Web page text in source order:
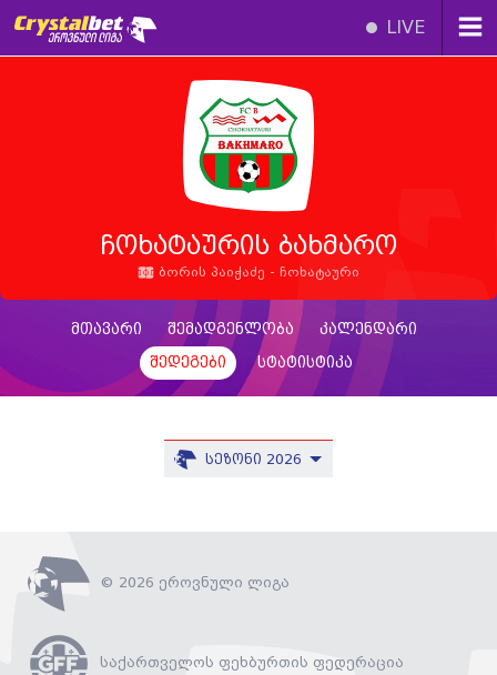
LIVE
ჩოხატაურის ბახმარო
ბორის პაიჭაძე - ჩოხატაური
მთავარი შემადგენლობა
კალენდარი
შედეგები
სტატისტიკა
სეზონი 2026
© 2026 ეროვნული ლიგა
საქართველოს ფეხბურთის ფედერაცია